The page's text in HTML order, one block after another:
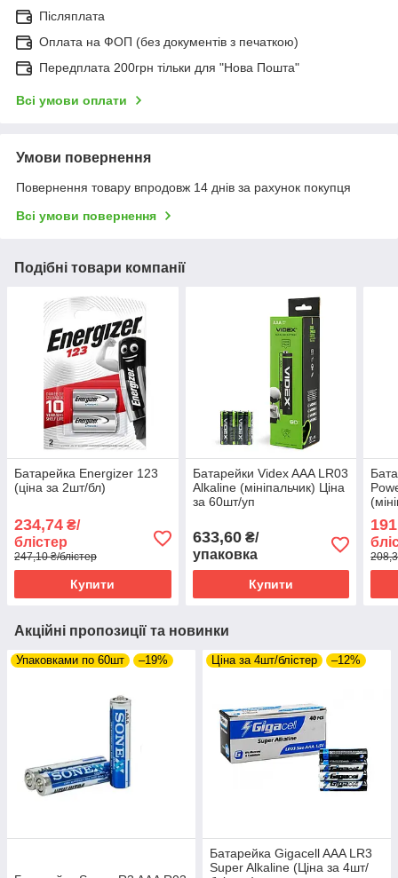
Післяплата
Оплата на ФОП (без документів з печаткою)
Передплата 200грн тільки для "Нова Пошта"
Всі умови оплати
Умови повернення
Повернення товару впродовж 14 днів за рахунок покупця
Всі умови повернення
Подібні товари компанії
Батарейка Energizer 123
(ціна за 2шт/бл)
234,74 ₴/
блістер
247,10 ₴/блістер
Купити
Батарейки Videx AAA LR03
Alkaline (мініпальчик) Ціна
за 60шт/уп
633,60₴/
упаковка
Купити
Акційні пропозиції та новинки
Упаковками по 60шт –19% Ціна за 4шт/блістер –12%
Батарейка Gigacell AAA LR3
Super Alkaline (Ціна за 4шт/